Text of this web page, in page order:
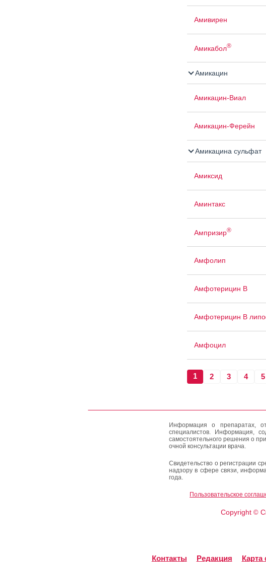
Амивирен
Амикабол®
Амикацин
Амикацин-Виал
Амикацин-Ферейн
Амикацина сульфат
Амиксид
Аминтакс
Ампризир®
Амфолип
Амфотерицин В
Амфотерицин В
Амфоцил
1 2 3 4 5
Информация о препаратах,
специалистов. Информация,
самостоятельного решения о
очной консультации врача.
Свидетельство о регистрации
надзору в сфере связи,
года.
Пользовательское
Copyright ©
Контакты Редакция Карта